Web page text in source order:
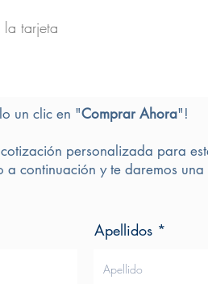
tarjeta
un clic en "Comprar Ahora"!
personalizada para
continuación y te daremos
Apellidos